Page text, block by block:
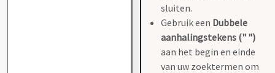
sluiten.
Gebruik een Dubbele
aanhalingstekens (" ")
aan het begin en einde
van uw zoektermen om